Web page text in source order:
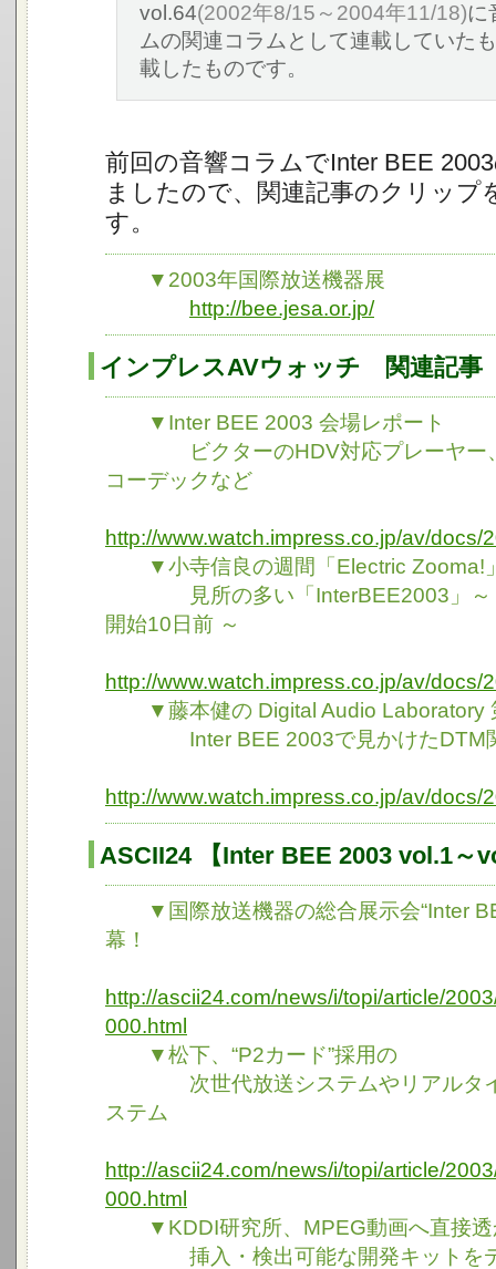
vol.64(2002年8/15～2004年11/18)に
ムの関連コラムとして連載していた
載したものです。
前回の音響コラムでInter BEE
ましたので、関連記事のクリップ
す。
▼2003年国際放送機器展
http://bee.jesa.or.jp/
インプレスAVウォッチ 関連記事
▼Inter BEE 2003 会場レポート
ビクターのHDV対応プレーヤー
コーデックなど
http://www.watch.impress.co.jp/av/docs/
▼小寺信良の週間「Electric Zooma!
見所の多い「InterBEE2003」～
開始10日前 ～
http://www.watch.impress.co.jp/av/docs/
▼藤本健の Digital Audio Laboratory
Inter BEE 2003で見かけたDTM
http://www.watch.impress.co.jp/av/docs/
ASCII24 【Inter BEE 2003 vol.1～
▼国際放送機器の総合展示会“Inter
幕！
http://ascii24.com/news/i/topi/article/
000.html
▼松下、“P2カード”採用の
次世代放送システムやリアルタイ
ステム
http://ascii24.com/news/i/topi/article/
000.html
▼KDDI研究所、MPEG動画へ直接透
挿入・検出可能な開発キットを